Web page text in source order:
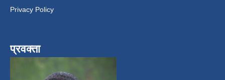
Privacy Policy
प्रवक्ता